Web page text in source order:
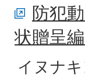
防犯
状贈呈
イヌナ